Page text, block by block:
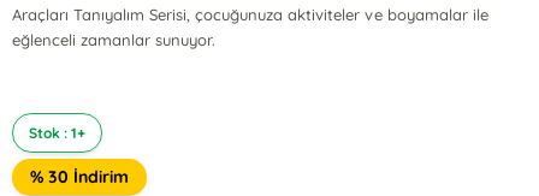
Araçları Tanıyalım Serisi, çocuğunuza aktiviteler ve boyamalar ile
eğlenceli zamanlar sunuyor.
Stok : 1+
% 30 İndirim